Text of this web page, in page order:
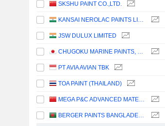
SKSHU PAINT CO.,LTD.
KANSAI NEROLAC PAINTS LIMITED
JSW DULUX LIMITED
CHUGOKU MARINE PAINTS, LTD.
PT AVIA AVIAN TBK
TOA PAINT (THAILAND)
MEGA P&C ADVANCED MATERIALS (SHANGHAI) COMPANY LIMITED
BERGER PAINTS BANGLADESH LIMITED